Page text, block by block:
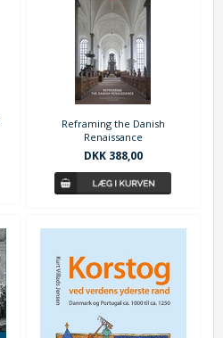
Reframing the Danish
Renaissance
DKK 388,00